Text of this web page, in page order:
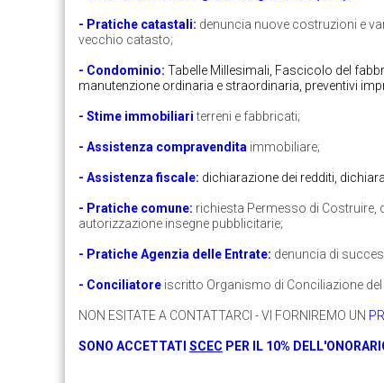
- Pratiche catastali: denuncia nuove costruzioni e
vecchio catasto;
- Condominio: Tabelle Millesimali, Fascicolo del
manutenzione ordinaria e straordinaria, preventivi
- Stime immobiliari terreni e fabbricati;
- Assistenza compravendita immobiliare;
- Assistenza fiscale: dichiarazione dei redditi,
- Pratiche comune: richiesta Permesso di Costruire,
autorizzazione insegne pubblicitarie;
- Pratiche Agenzia delle Entrate: denuncia di
- Conciliatore iscritto Organismo di Conciliazione
NON ESITATE A CONTATTARCI - VI FORNIREMO UN
SONO ACCETTATI SCEC PER IL 10%